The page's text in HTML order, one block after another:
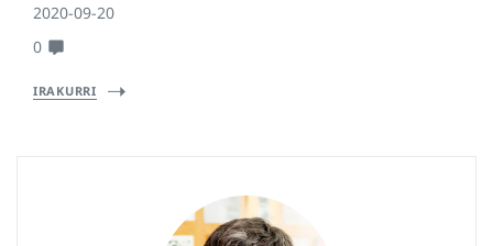
2020-09-20
0
IRAKURRI